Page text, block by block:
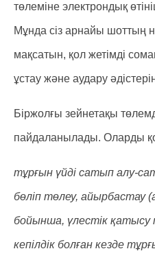
төлеміне электрондық
Мұнда сіз арнайы шоттың
мақсатын, қол жетімді
ұстау және аудару
Біржолғы зейнетақы
пайдаланылады. Оларды
тұрғын үйді сатып алу-
бөліп төлеу,
бойынша, үлестік қатысу
кепілдік болған кезде